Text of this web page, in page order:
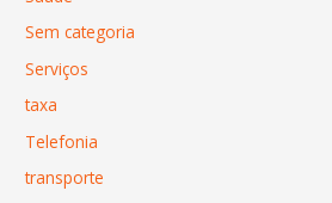
Sem categoria
Serviços
taxa
Telefonia
transporte